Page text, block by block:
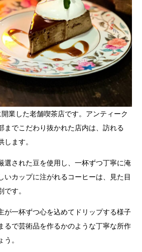
業した老舗喫茶店です。アンティーク
までこだわり抜かれた店内は、訪れる
します。
選された豆を使用し、一杯ずつ丁寧に淹
いカップに注がれるコーヒーは、見た目
す。
が一杯ずつ心を込めてドリップする様子
るで芸術品を作るかのような丁寧な所作
。